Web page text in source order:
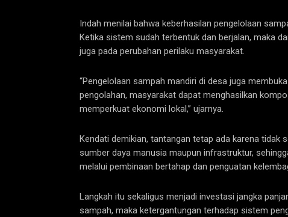
Indah menilai bahwa keberhasilan pengelolaan
Ketika sistem sudah terbentuk dan berjalan, maka
juga pada perubahan perilaku masyarakat.
“Pengelolaan sampah mandiri di desa juga
pengolahan, masyarakat dapat menghasilkan
memperkuat ekonomi lokal,” ujarnya.
Kendati demikian, tantangan tetap ada karena tidak
sumber daya manusia maupun infrastruktur,
melalui pembinaan bertahap dan penguatan
Langkah itu sekaligus menjadi investasi jangka
sampah, maka ketergantungan terhadap sistem